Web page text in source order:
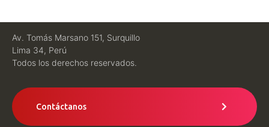
Av. Tomás Marsano 151, Surquillo
Lima 34, Perú
Todos los derechos reservados.
Contáctanos